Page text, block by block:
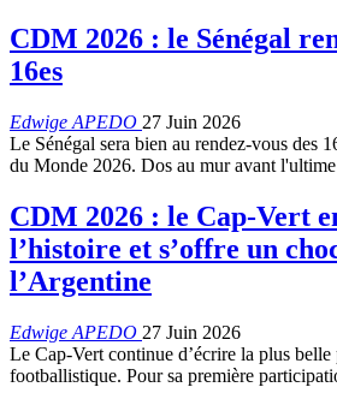
CDM 2026 : le Sénégal
16es
Edwige APEDO 27 Juin 2026
Le Sénégal sera bien au rendez-vous des
du Monde 2026. Dos au mur avant
CDM 2026 : le Cap-Vert
l’histoire et s’offre un
l’Argentine
Edwige APEDO 27 Juin 2026
Le Cap-Vert continue d’écrire la plus belle
footballistique. Pour sa première